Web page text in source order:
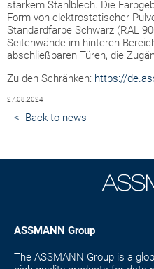
starkem Stahlblech. Die
Form von elektrostatischer
Standardfarbe Schwarz (RAL
Seitenwände im hinteren
abschließbaren Türen, die
Zu den Schränken: https://
27.08.2024
<- Back to news
ASSMANN Group
The ASSMANN Group is a